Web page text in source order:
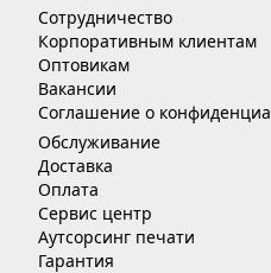
Сотрудничество
Корпоративным клиентам
Оптовикам
Вакансии
Соглашение о
Обслуживание
Доставка
Оплата
Сервис центр
Аутсорсинг печати
Гарантия